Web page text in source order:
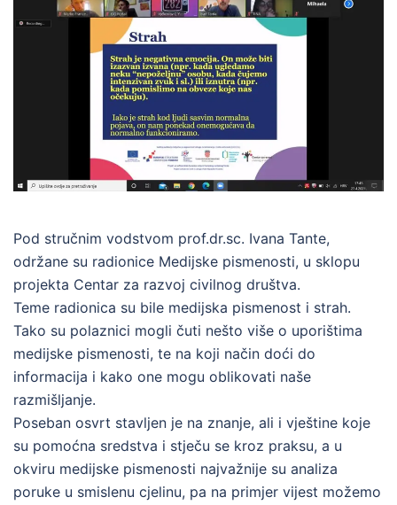
Pod stručnim vodstvom prof.dr.sc. Ivana Tante,
održane su radionice Medijske pismenosti, u sklopu
projekta Centar za razvoj civilnog društva.
Teme radionica su bile medijska pismenost i strah.
Tako su polaznici mogli čuti nešto više o uporištima
medijske pismenosti, te na koji način doći do
informacija i kako one mogu oblikovati naše
razmišljanje.
Poseban osvrt stavljen je na znanje, ali i vještine koje
su pomoćna sredstva i stječu se kroz praksu, a u
okviru medijske pismenosti najvažnije su analiza
poruke u smislenu cjelinu, pa na primjer vijest možemo